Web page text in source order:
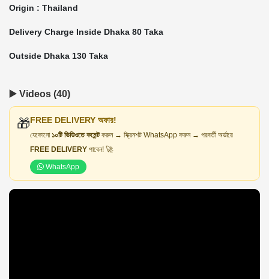
Origin : Thailand
Delivery Charge Inside Dhaka 80 Taka
Outside Dhaka 130 Taka
▶️ Videos (40)
🎁FREE DELIVERY অফার!
যেকোনো ১০টি ভিডিওতে কমেন্টকরুন → স্ক্রিনশট WhatsApp করুন → পরবর্তী অর্ডারে
FREE DELIVERY পাবেন! 🚀
WhatsApp